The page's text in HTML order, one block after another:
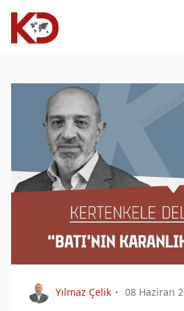
Yılmaz Çelik 08 Haziran